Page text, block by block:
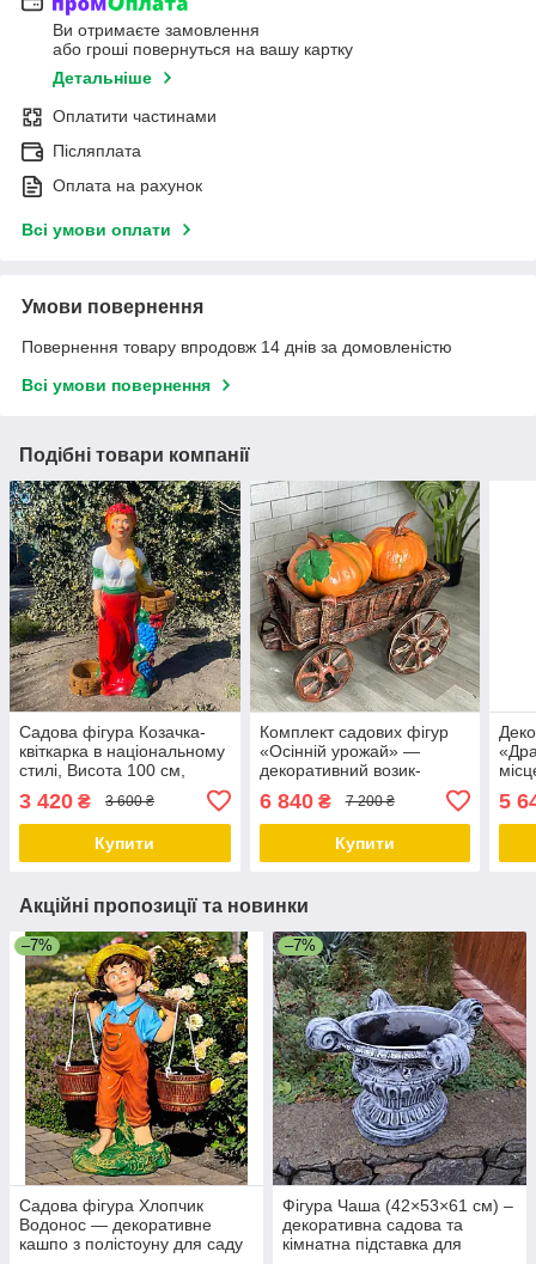
Ви отримаєте замовлення
або гроші повернуться на вашу картку
Детальніше
Оплатити частинами
Післяплата
Оплата на рахунок
Всі умови оплати
Умови повернення
Повернення товару впродовж 14 днів за домовленістю
Всі умови повернення
Подібні товари компанії
Садова фігура Козачка-
квіткарка в національному
стилі, Висота 100 см,
кашпо для квітів, полістоун
3 420 ₴ 3 600 ₴
Купити
Комплект садових фігур
«Осінній урожай» —
декоративний возик-
помаранчеві гарбузи з
полістоуну для саду і
6 840₴ 7 200 ₴
Купити
5
Акційні пропозиції та новинки
–7%
Садова фігура Хлопчик
Водонос — декоративне
кашпо з полістоуну для саду
–7%
Фігура Чаша (42×53×61 см) –
декоративна садова та
кімнатна підставка для